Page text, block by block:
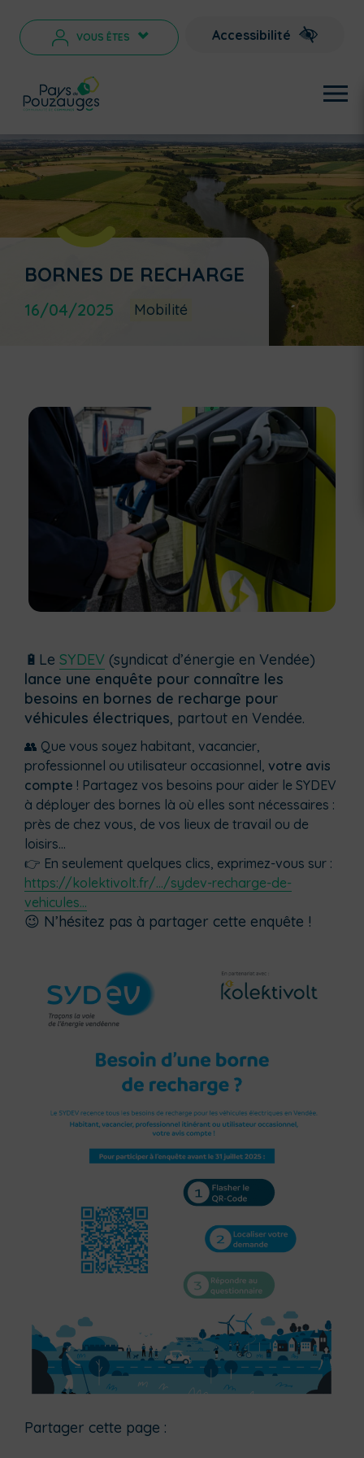
VOUS ÊTES > Accessibilité
BORNES DE RECHARGE
16/04/2025 Mobilité
🔋Le SYDEV (syndicat d’énergie en Vendée)
lance une enquête pour connaître les
besoins en bornes de recharge pour
véhicules électriques, partout en Vendée.
👥 Que vous soyez habitant, vacancier,
professionnel ou utilisateur occasionnel, votre avis
compte ! Partagez vos besoins pour aider le SYDEV
à déployer des bornes là où elles sont nécessaires :
près de chez vous, de vos lieux de travail ou de
loisirs…
👉 En seulement quelques clics, exprimez-vous sur :
https://kolektivolt.fr/…/sydev-recharge-de-
vehicules…
😉 N’hésitez pas à partager cette enquête !
Partager cette page :